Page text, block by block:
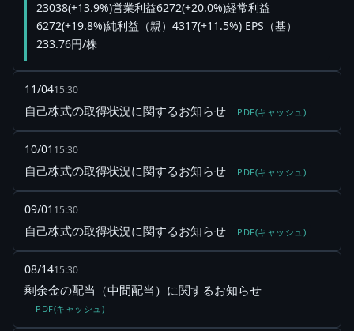
23038(+13.9%)営業利益6272(+20.0%)経常利益
6272(+19.8%)純利益（親）4317(+11.5%) EPS（基）
233.76円/株
11/0415:30
自己株式の取得状況に関するお知らせ PDF(キャッシュ)
10/01 15:30
自己株式の取得状況に関するお知らせ PDF(キャッシュ)
09/01 15:30
自己株式の取得状況に関するお知らせ PDF(キャッシュ)
08/1415:30
剰余金の配当（中間配当）に関するお知らせ
PDF(キャッシュ)